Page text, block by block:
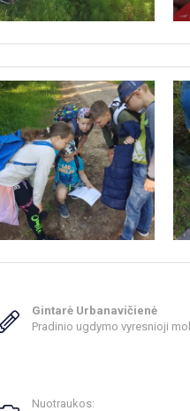
Gintarė Urbanavičienė
Pradinio ugdymo vyresnioji
Nuotraukos: